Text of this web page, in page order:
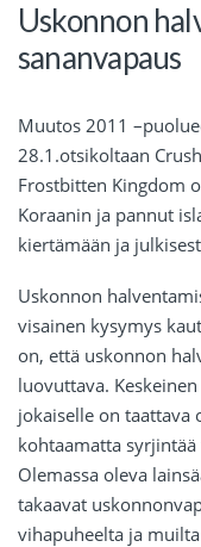
Uskonnon
sananvapaus
Muutos 2011
28.1.otsikoltaan
Frostbitten Kingdom
Koraanin ja pannut
kiertämään ja
Uskonnon
visainen kysymys
on, että uskonnon
luovuttava.
jokaiselle on taattava
kohtaamatta
Olemassa oleva
takaavat
vihapuheelta ja